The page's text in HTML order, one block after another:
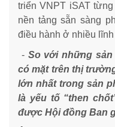
triển VNPT iSAT
nền tảng sẵn sàng
điều hành ở nhiều
- So với những
có mặt trên thị
lớn nhất trong sản
là yếu tố “then
được Hội đồng Ban